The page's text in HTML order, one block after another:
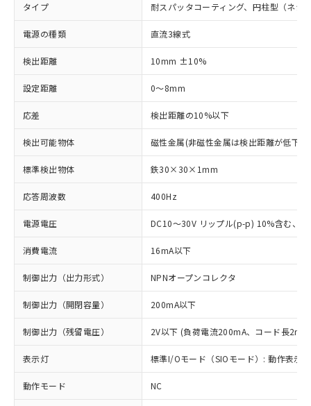
タイプ 耐スパッタコーティング、円柱型（ネジ
電源の種類 直流3線式
検出距離 10mm ±10%
設定距離 0～8mm
応差 検出距離の10%以下
検出可能物体 磁性金属(非磁性金属は検出距離が低下し
標準検出物体 鉄30×30×1mm
応答周波数 400Hz
電源電圧 DC10～30V リップル(p-p) 10%含む、
消費電流 16mA以下
制御出力（出力形式） NPNオープンコレクタ
制御出力（開閉容量） 200mA以下
制御出力（残留電圧） 2V以下 (負荷電流200mA、コード長2m
表示灯 標準I/Oモード（SIOモード）: 動作表示
動作モード NC